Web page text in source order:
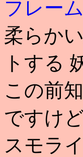
フレーム
柔らか
トする
この前
ですけ
スモラ